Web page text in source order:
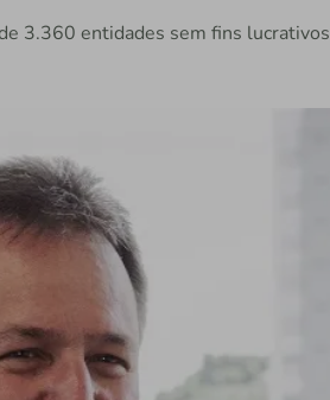
3.360 entidades sem fins lucrativos